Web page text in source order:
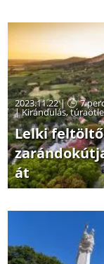
2023.11.22 | 7
|Kirándulás,
Lelki
át